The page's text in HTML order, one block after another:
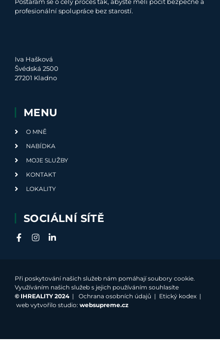
Postarám se o celý proces tak, abyste měli pocit bezpečné a
profesionální spolupráce bez starostí.
Iva Hašková
Švédská 2500
27201 Kladno
MENU
O MNĚ
NABÍDKA
MOJE SLUŽBY
KONTAKT
LOKALITY
SOCIÁLNÍ SÍTĚ
Při poskytování našich služeb nám pomáhají soubory cookie.
Využíváním našich služeb s jejich používáním souhlasíte
© IHREALITY 2024| Ochrana osobních údajů | Etický kodex |
web vytvořilo studio: websupreme.cz